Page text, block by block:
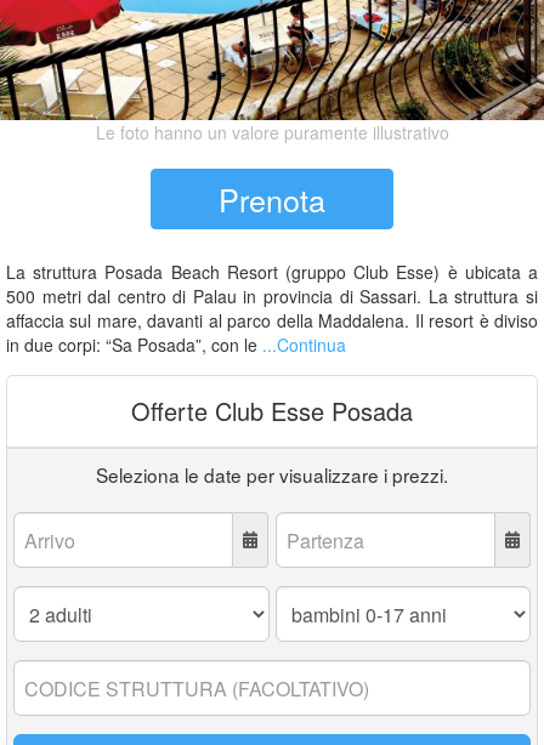
Le foto hanno un valore puramente illustrativo
Prenota
La struttura Posada Beach Resort (gruppo Club Esse) è ubicata a
500 metri dal centro di Palau in provincia di Sassari. La struttura si
affaccia sul mare, davanti al parco della Maddalena. Il resort è diviso
in due corpi: “Sa Posada”, con le ...Continua
Offerte Club Esse Posada
Seleziona le date per visualizzare i prezzi.
Arrivo: Partenza:
Adulti:
Bambini
17
Codice
struttura: